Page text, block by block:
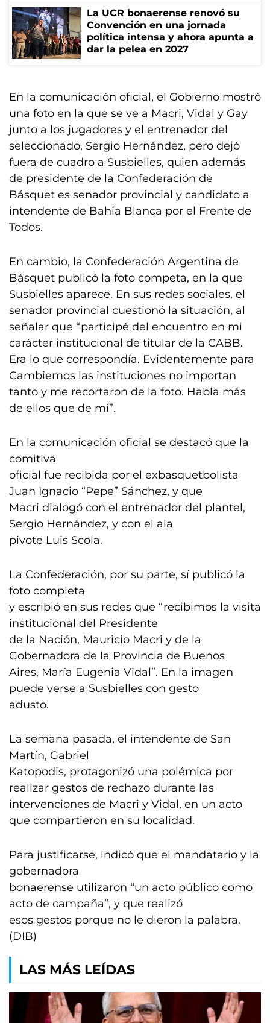
La UCR bonaerense renovó su
Convención en una jornada
política intensa y ahora apunta a
dar la pelea en 2027
En la comunicación oficial, el Gobierno mostró
una foto en la que se ve a Macri, Vidal y Gay
junto a los jugadores y el entrenador del
seleccionado, Sergio Hernández, pero dejó
fuera de cuadro a Susbielles, quien además
de presidente de la Confederación de
Básquet es senador provincial y candidato a
intendente de Bahía Blanca por el Frente de
Todos.
En cambio, la Confederación Argentina de
Básquet publicó la foto competa, en la que
Susbielles aparece. En sus redes sociales, el
senador provincial cuestionó la situación, al
señalar que “participé del encuentro en mi
carácter institucional de titular de la CABB.
Era lo que correspondía. Evidentemente para
Cambiemos las instituciones no importan
tanto y me recortaron de la foto. Habla más
de ellos que de mí”.
En la comunicación oficial se destacó que la
comitiva
oficial fue recibida por el exbasquetbolista
Juan Ignacio “Pepe” Sánchez, y que
Macri dialogó con el entrenador del plantel,
Sergio Hernández, y con el ala
pivote Luis Scola.
La Confederación, por su parte, sí publicó la
foto completa
y escribió en sus redes que “recibimos la visita
institucional del Presidente
de la Nación, Mauricio Macri y de la
Gobernadora de la Provincia de Buenos
Aires, María Eugenia Vidal”. En la imagen
puede verse a Susbielles con gesto
adusto.
La semana pasada, el intendente de San
Martín, Gabriel
Katopodis, protagonizó una polémica por
realizar gestos de rechazo durante las
intervenciones de Macri y Vidal, en un acto
que compartieron en su localidad.
Para justificarse, indicó que el mandatario y la
gobernadora
bonaerense utilizaron “un acto público como
acto de campaña”, y que realizó
esos gestos porque no le dieron la palabra.
(DIB)
LAS MÁS LEÍDAS